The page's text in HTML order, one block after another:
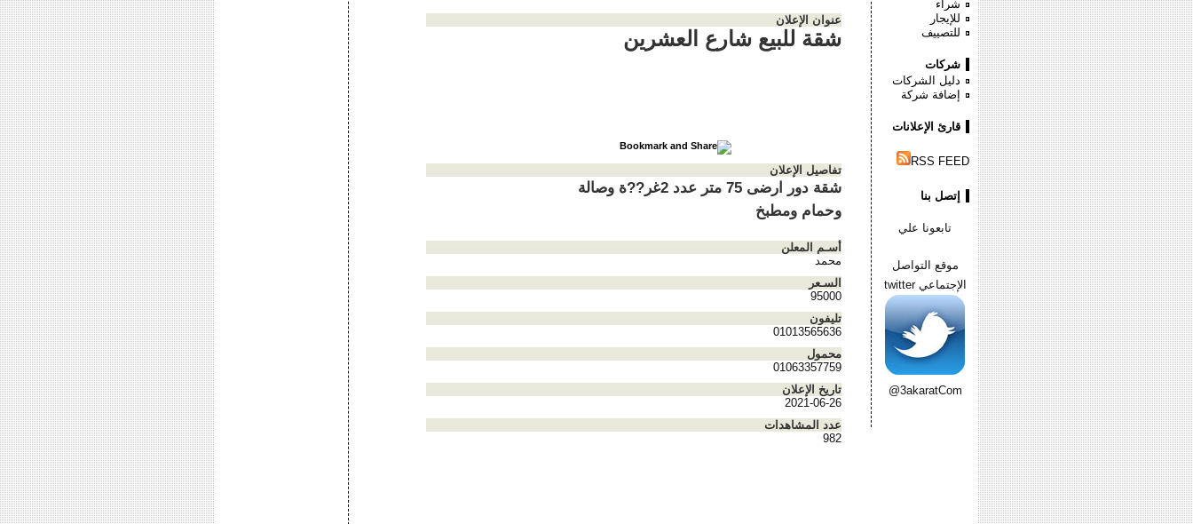
عنوان الإعلان
شقة للبيع شارع العشرين
تفاصيل الإعلان
شقة دور ارضى 75 متر عدد 2غر??ة وصالة
وحمام ومطبخ
أسـم المعلن
محمد
السـعر
95000
تليفون
01013565636
محمول
01063357759
تاريخ الإعلان
2021-06-26
عدد المشاهدات
982
شراء
للإيجار
للتصييف
شركات
دليل الشركات
إضافة شركة
قارئ الإعلانات
RSS FEED
إتصل بنا
تابعونا علي
موقع التواصل
الإجتماعي twitter
@3akaratCom